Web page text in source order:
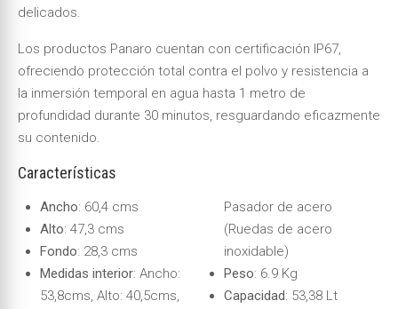
delicados.
Los productos Panaro cuentan con certificación IP67,
ofreciendo protección total contra el polvo y resistencia a
la inmersión temporal en agua hasta 1 metro de
profundidad durante 30 minutos, resguardando eficazmente
su contenido.
Características
Ancho: 60,4 cms
Alto: 47,3 cms
Fondo: 28,3 cms
Medidas interior: Ancho:
53,8cms, Alto: 40,5cms,
Pasador de acero
(Ruedas de acero
inoxidable)
Peso: 6.9 Kg
Capacidad: 53,38 Lt